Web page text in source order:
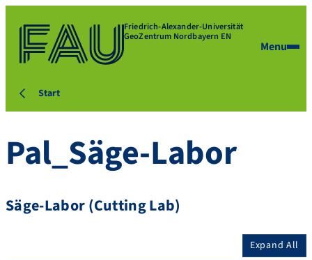
Friedrich-Alexander-Universität
GeoZentrum Nordbayern EN
Menu
Start
Pal_Säge-Labor
Säge-Labor (Cutting Lab)
Expand All